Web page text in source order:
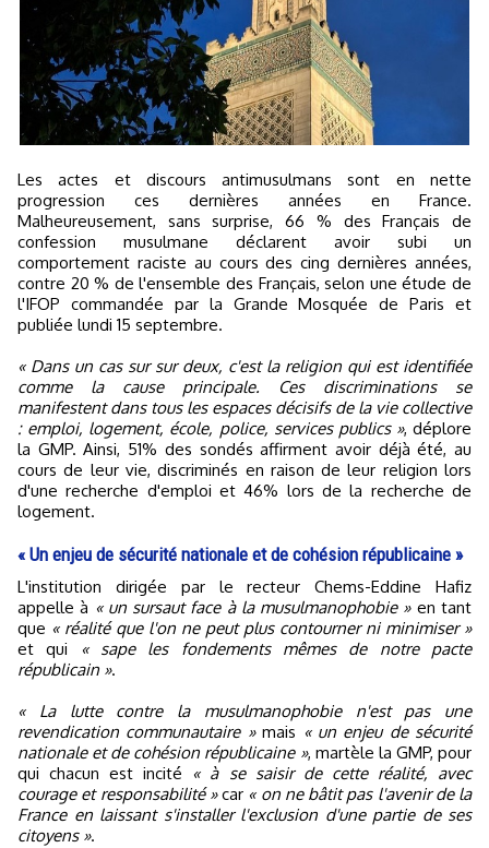
Les actes et discours antimusulmans sont en nette
progression ces dernières années en France.
Malheureusement, sans surprise, 66 % des Français de
confession musulmane déclarent avoir subi un
comportement raciste au cours des cing dernières années,
contre 20 % de l'ensemble des Français, selon une étude de
l'IFOP commandée par la Grande Mosquée de Paris et
publiée lundi 15 septembre.
« Dans un cas sur sur deux, c'est la religion qui est identifiée
comme la cause principale. Ces discriminations se
manifestent dans tous les espaces décisifs de la vie collective
: emploi, logement, école, police, services publics », déplore
la GMP. Ainsi, 51% des sondés affirment avoir déjà été, au
cours de leur vie, discriminés en raison de leur religion lors
d'une recherche d'emploi et 46% lors de la recherche de
logement.
« Un enjeu de sécurité nationale et de cohésion républicaine »
L'institution dirigée par le recteur Chems-Eddine Hafiz
appelle à « un sursaut face à la musulmanophobie »en tant
que « réalité que l'on ne peut plus contourner ni minimiser »
et qui
« sape les fondements mêmes de notre pacte
républicain ».
« La lutte contre la musulmanophobie n'est pas une
revendication communautaire »mais « un enjeu de sécurité
nationale et de cohésion républicaine », martèle la GMP, pour
qui chacun est incité « à se saisir de cette réalité, avec
courage et responsabilité »car « on ne bâtit pas l'avenir de la
France en laissant s'installer l'exclusion d'une partie de ses
citoyens ».